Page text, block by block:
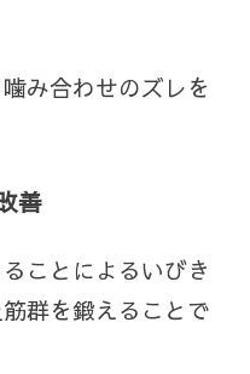
み合わせのズレを
善
ことによるいびき
群を鍛えることで